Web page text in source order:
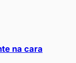
na cara